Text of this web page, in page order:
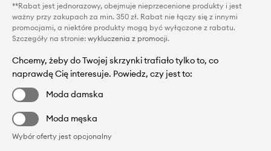
**Rabat jest jednorazowy, obejmuje nieprzecenione produkty i jest
ważny przy zakupach za min. 350 zł. Rabat nie łączy się z innymi
promocjami, a niektóre produkty mogą być wyłączone z rabatu.
Szczegóły na stronie: wykluczenia z promocji.
Chcemy, żeby do Twojej skrzynki trafiało tylko to, co
naprawdę Cię interesuje. Powiedz, czy jest to:
Moda damska
Moda męska
Wybór oferty jest opcjonalny